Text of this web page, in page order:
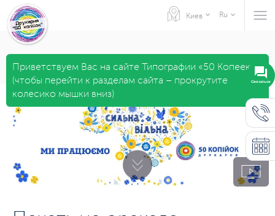
Киев Ru
Приветствуем Вас на сайте Типографии «50 Копеек»
(чтобы перейти к разделам сайта – прокрутите
колесико мышки вниз)
Связаться